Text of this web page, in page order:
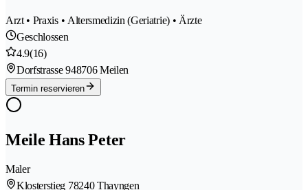
Arzt • Praxis • Altersmedizin (Geriatrie) • Ärzte
Geschlossen
4.9(16)
Dorfstrasse 948706 Meilen
Termin reservieren
Meile Hans Peter
Maler
Klosterstieg 78240 Thayngen